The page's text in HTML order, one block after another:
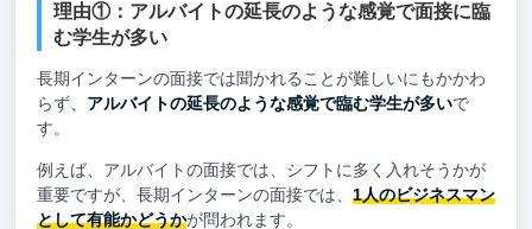
理由①：アルバイトの延長のような感覚で面接に臨
む学生が多い
長期インターンの面接では聞かれることが難しいにもかかわ
らず、 アルバイトの延長のような感覚で臨む学生が多いで
す。
例えば、アルバイトの面接では、シフトに多く入れそうかが
重要ですが、長期インターンの面接では、 1人のビジネスマン
として有能かどうかが問われます。